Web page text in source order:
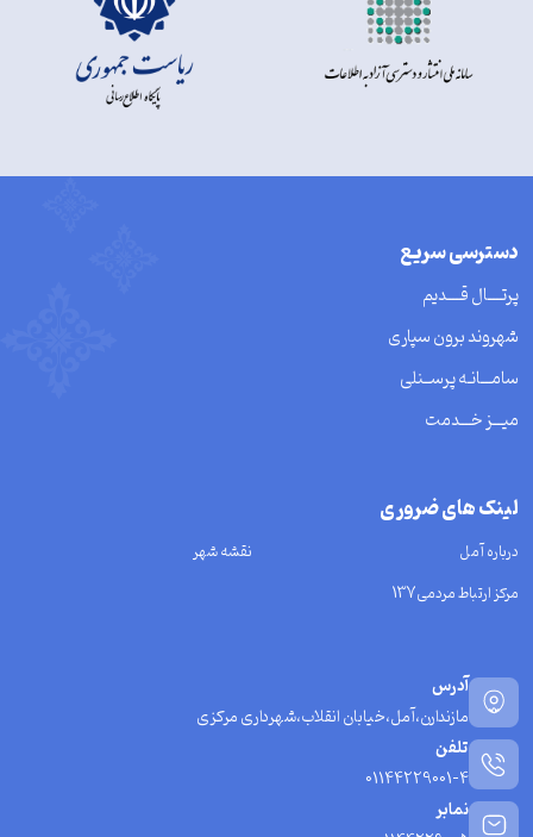
دسترسی سریع
پرتــــال قــــدیم
شهروند برون سپاری
سامـــانـه پرســنلی
میـــز خـــدمت
لینک های ضروری
درباره آمل
نقشه شهر
مرکز ارتباط مردمی137
آدرس
مازندارن،آمل،خیابان انقلاب،شهرداری مرکزی
تلفن
01144229001-4
نمابر